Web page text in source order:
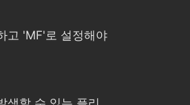
고 'MF'로 설정해야